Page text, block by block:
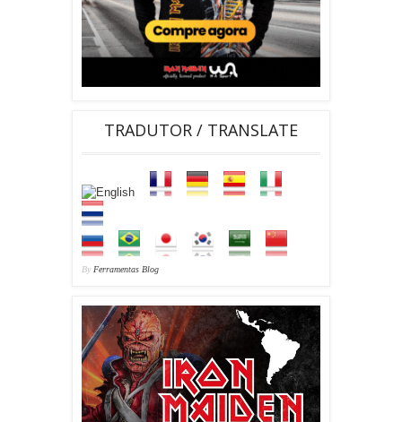
TRADUTOR / TRANSLATE
By Ferramentas Blog